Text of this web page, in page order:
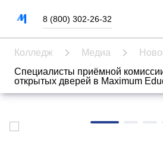
8 (800) 302-26-32
Абитуриентам
Кабинет абитуриента
Специальности
Стоимость обучения
Колледж Медиа
Специалисты приёмной
открытых дверей в Maximum